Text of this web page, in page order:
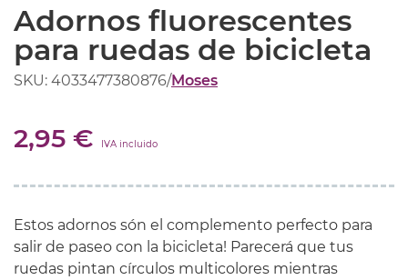
Adornos fluorescentes
para ruedas de bicicleta
SKU: 4033477380876/Moses
2,95 € IVA incluido
Estos adornos són el complemento perfecto para
salir de paseo con la bicicleta! Parecerá que tus
ruedas pintan círculos multicolores mientras